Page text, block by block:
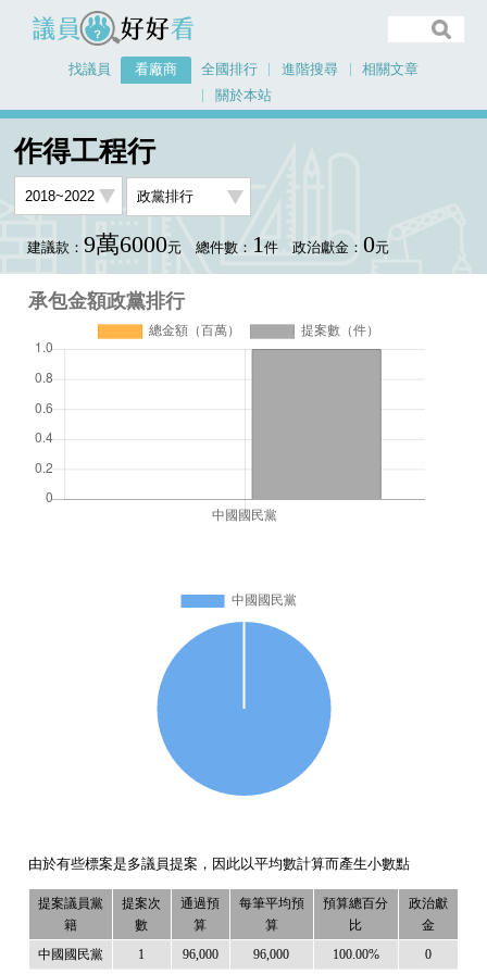
議員好好看
找議員 看廠商 全國排行 進階搜尋
相關文章
關於本站
作得工程行
建議款： 9萬6000元 總件數： 1件 政治獻金： 0元
承包金額政黨排行
由於有些標案是多議員提案，因此以平均數計算而產生小數點
提案議員黨
籍
提案次
數
通過預
算
每筆平均預
算
預算總百分
比
政治獻
金
中國國民黨 1 96,000 96,000 100.00% 0